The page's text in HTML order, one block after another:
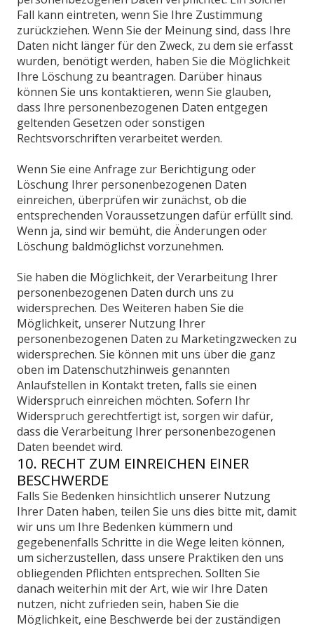
Fall kann eintreten, wenn Sie Ihre Zustimmung
zurückziehen. Wenn Sie der Meinung sind, dass Ihre
Daten nicht länger für den Zweck, zu dem sie erfasst
wurden, benötigt werden, haben Sie die Möglichkeit
Ihre Löschung zu beantragen. Darüber hinaus
können Sie uns kontaktieren, wenn Sie glauben,
dass Ihre personenbezogenen Daten entgegen
geltenden Gesetzen oder sonstigen
Rechtsvorschriften verarbeitet werden.
Wenn Sie eine Anfrage zur Berichtigung oder
Löschung Ihrer personenbezogenen Daten
einreichen, überprüfen wir zunächst, ob die
entsprechenden Voraussetzungen dafür erfüllt sind.
Wenn ja, sind wir bemüht, die Änderungen oder
Löschung baldmöglichst vorzunehmen.
Sie haben die Möglichkeit, der Verarbeitung Ihrer
personenbezogenen Daten durch uns zu
widersprechen. Des Weiteren haben Sie die
Möglichkeit, unserer Nutzung Ihrer
personenbezogenen Daten zu Marketingzwecken zu
widersprechen. Sie können mit uns über die ganz
oben im Datenschutzhinweis genannten
Anlaufstellen in Kontakt treten, falls sie einen
Widerspruch einreichen möchten. Sofern Ihr
Widerspruch gerechtfertigt ist, sorgen wir dafür,
dass die Verarbeitung Ihrer personenbezogenen
Daten beendet wird.
10. RECHT ZUM EINREICHEN EINER
BESCHWERDE
Falls Sie Bedenken hinsichtlich unserer Nutzung
Ihrer Daten haben, teilen Sie uns dies bitte mit, damit
wir uns um Ihre Bedenken kümmern und
gegebenenfalls Schritte in die Wege leiten können,
um sicherzustellen, dass unsere Praktiken den uns
obliegenden Pflichten entsprechen. Sollten Sie
danach weiterhin mit der Art, wie wir Ihre Daten
nutzen, nicht zufrieden sein, haben Sie die
Möglichkeit, eine Beschwerde bei der zuständigen